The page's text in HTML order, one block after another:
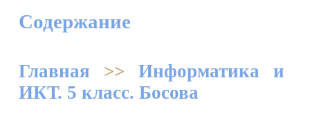
Содержание
Главная >> Информатика и
ИКТ. 5 класс. Босова